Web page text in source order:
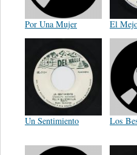
Por Una Mujer El
Un Sentimiento Los